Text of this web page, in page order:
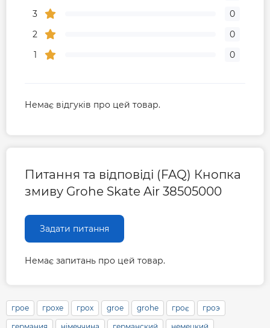
3
0
2
0
1
0
Немає відгуків про цей товар.
Питання та відповіді (FAQ) Кнопка
змиву Grohe Skate Air 38505000
Задати питання
Немає запитань про цей товар.
грое грохе грох groe grohe гроє гроэ